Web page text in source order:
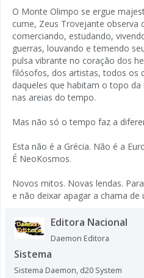
O Monte Olimpo se ergue
cume, Zeus Trovejante observa
comerciando, estudando,
guerras, louvando e temendo
pulsa vibrante no coração dos
filósofos, dos artistas, todos os
daqueles que habitam o topo da
nas areias do tempo.
Mas não só o tempo faz a
Esta não é a Grécia. Não é a
É NeoKosmos.
Novos mitos. Novas lendas.
e não deixar apagar a chama de
Editora Nacional
Daemon Editora
Sistema
Sistema Daemon, d20 System